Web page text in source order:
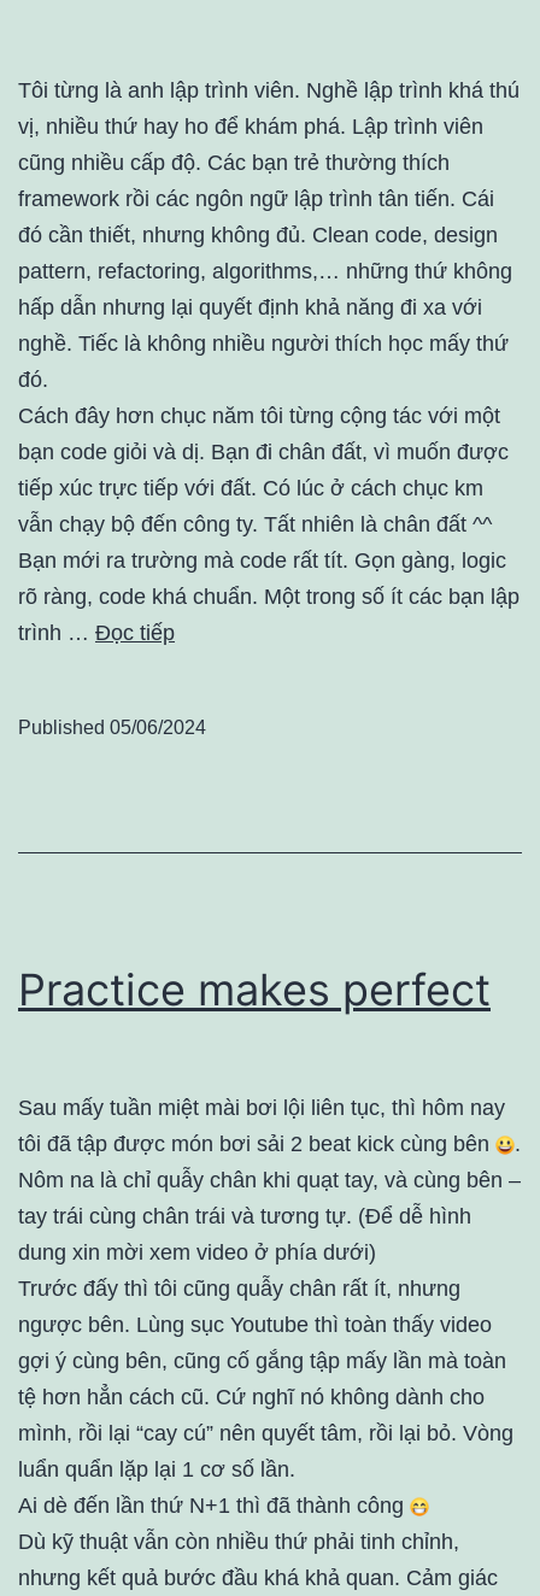
Tôi từng là anh lập trình viên. Nghề lập trình khá thú
vị, nhiều thứ hay ho để khám phá. Lập trình viên
cũng nhiều cấp độ. Các bạn trẻ thường thích
framework rồi các ngôn ngữ lập trình tân tiến. Cái
đó cần thiết, nhưng không đủ. Clean code, design
pattern, refactoring, algorithms,… những thứ không
hấp dẫn nhưng lại quyết định khả năng đi xa với
nghề. Tiếc là không nhiều người thích học mấy thứ
đó.
Cách đây hơn chục năm tôi từng cộng tác với một
bạn code giỏi và dị. Bạn đi chân đất, vì muốn được
tiếp xúc trực tiếp với đất. Có lúc ở cách chục km
vẫn chạy bộ đến công ty. Tất nhiên là chân đất ^^
Bạn mới ra trường mà code rất tít. Gọn gàng, logic
rõ ràng, code khá chuẩn. Một trong số ít các bạn lập
trình … Đọc tiếp
Published 05/06/2024
Practice makes perfect
Sau mấy tuần miệt mài bơi lội liên tục, thì hôm nay
tôi đã tập được món bơi sải 2 beat kick cùng bên
.
Nôm na là chỉ quẫy chân khi quạt tay, và cùng bên –
tay trái cùng chân trái và tương tự. (Để dễ hình
dung xin mời xem video ở phía dưới)
Trước đấy thì tôi cũng quẫy chân rất ít, nhưng
ngược bên. Lùng sục Youtube thì toàn thấy video
gợi ý cùng bên, cũng cố gắng tập mấy lần mà toàn
tệ hơn hẳn cách cũ. Cứ nghĩ nó không dành cho
mình, rồi lại “cay cú” nên quyết tâm, rồi lại bỏ. Vòng
luẩn quẩn lặp lại 1 cơ số lần.
Ai dè đến lần thứ N+1 thì đã thành công
Dù kỹ thuật vẫn còn nhiều thứ phải tinh chỉnh,
nhưng kết quả bước đầu khá khả quan. Cảm giác